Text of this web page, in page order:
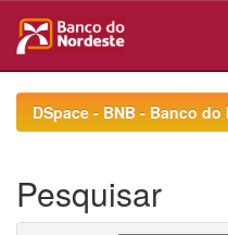
navigationDSpace - BNB - Banco
Pesquisar